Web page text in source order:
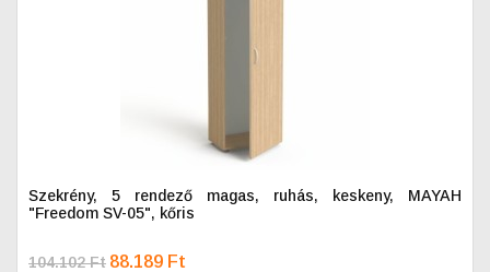
Szekrény, 5 rendező magas, ruhás, keskeny, MAYAH
"Freedom SV-05", kőris
104.102 Ft 88.189 Ft